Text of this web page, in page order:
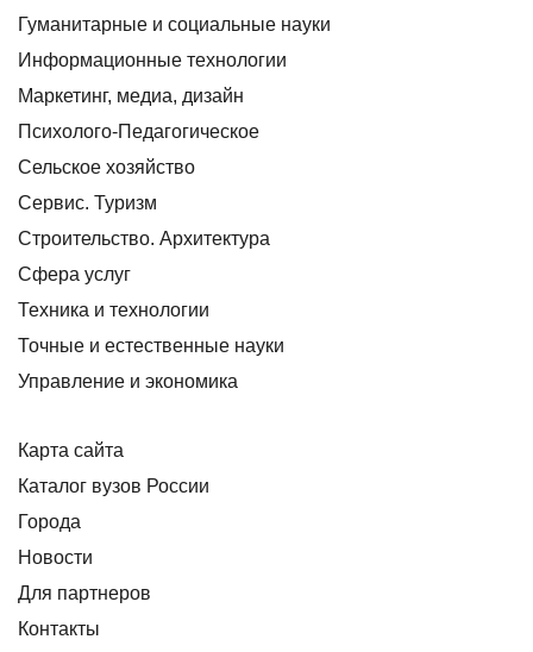
Гуманитарные и социальные науки
Информационные технологии
Маркетинг, медиа, дизайн
Психолого-Педагогическое
Сельское хозяйство
Сервис. Туризм
Строительство. Архитектура
Сфера услуг
Техника и технологии
Точные и естественные науки
Управление и экономика
Карта сайта
Каталог вузов России
Города
Новости
Для партнеров
Контакты